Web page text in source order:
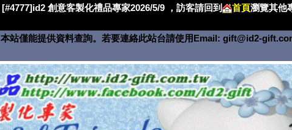
[#4777]id2 創意客製化禮品專家2026/5/9 ，訪客請回到 首頁瀏覽其他
本站僅能提供資料查詢。若要連絡此站台請使用Email: gift@id2-